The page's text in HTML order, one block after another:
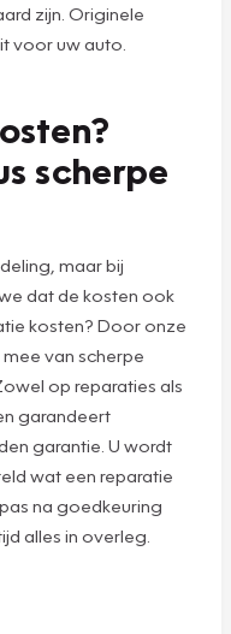
zijn. Originele
voor uw auto.
scherpe
maar bij
dat de kosten ook
kosten? Door onze
van scherpe
op reparaties als
garandeert
garantie. U wordt
wat een reparatie
na goedkeuring
alles in overleg.